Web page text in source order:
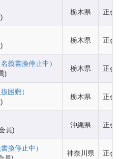
栃木県 正会
栃木県 正会
義書換停止中）
)
栃木県 正会
困難）
栃木県 正会
員)
沖縄県 正会
換停止中）
神奈川県 正会